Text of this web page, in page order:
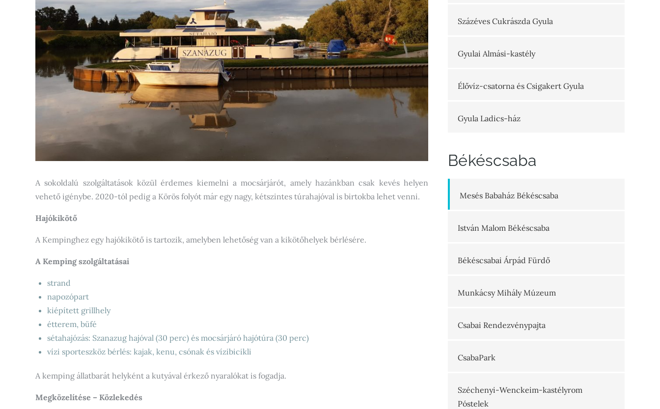
A sokoldalú szolgáltatások közül érdemes kiemelni a mocsárjárót, amely hazánkban csak kevés helyen
vehető igénybe. 2020-tól pedig a Körös folyót már egy nagy, kétszintes túrahajóval is birtokba lehet venni.
Hajókikötő
A Kempinghez egy hajókikötő is tartozik, amelyben lehetőség van a kikötőhelyek bérlésére.
A Kemping szolgáltatásai
strand
napozópart
kiépített grillhely
étterem, büfé
sétahajózás: Szanazug hajóval (30 perc) és mocsárjáró hajótúra (30 perc)
vízi sporteszköz bérlés: kajak, kenu, csónak és vízibicikli
A kemping állatbarát helyként a kutyával érkező nyaralókat is fogadja.
Megközelítése – Közlekedés
Százéves Cukrászda Gyula
Gyulai Almási-kastély
Élővíz-csatorna és Csigakert Gyula
Gyula Ladics-ház
Békéscsaba
Mesés Babaház Békéscsaba
István Malom Békéscsaba
Békéscsabai Árpád Fürdő
Munkácsy Mihály Múzeum
Csabai Rendezvénypajta
CsabaPark
Széchenyi-Wenckeim-kastélyrom
Póstelek